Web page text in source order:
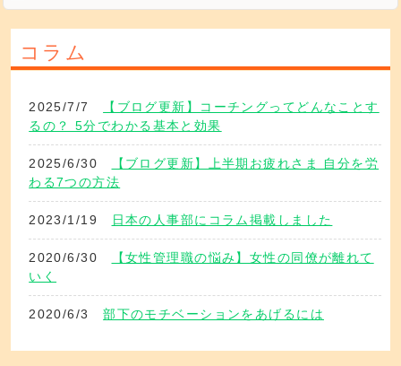
コラム
2025/7/7
【ブログ更新】コーチングってどんなことす
るの？ 5分でわかる基本と効果
2025/6/30
【ブログ更新】上半期お疲れさま 自分を労
わる7つの方法
2023/1/19 日本の人事部にコラム掲載しました
2020/6/30
【女性管理職の悩み】女性の同僚が離れて
いく
2020/6/3 部下のモチベーションをあげるには